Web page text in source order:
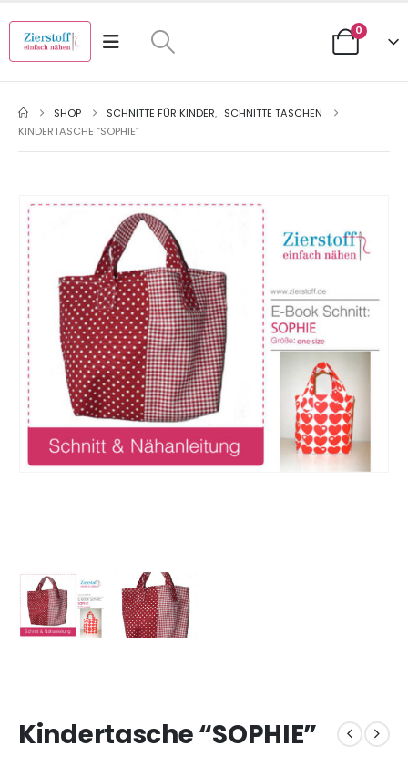
0
SHOP SCHNITTE FÜR KINDER, SCHNITTE TASCHEN
KINDERTASCHE “SOPHIE”
Kindertasche “SOPHIE”